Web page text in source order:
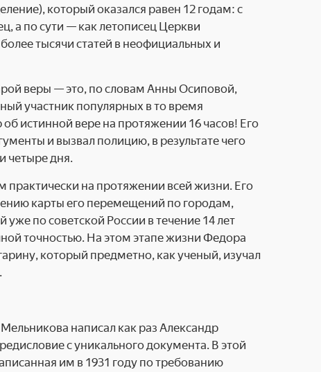
который оказался равен 12 годам: с
а по сути — как летописец Церкви
тысячи статей в неофициальных и
веры — это, по словам Анны Осиповой,
участник популярных в то время
истинной вере на протяжении 16 часов! Его
и вызвал полицию, в результате чего
четыре дня.
на протяжении всей жизни. Его
карты его перемещений по городам,
по советской России в течение 14 лет
точностью. На этом этапе жизни Федора
который предметно, как ученый, изучал
написал как раз Александр
с уникального документа. В этой
им в 1931 году по требованию